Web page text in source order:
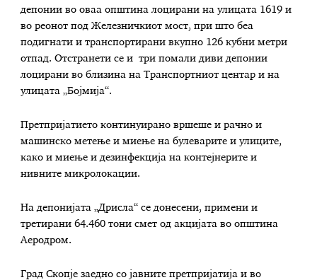
депонии во оваа општина лоцирани на улицата 1619 и
во реонот под Железничкиот мост, при што беа
подигнати и транспортирани вкупно 126 кубни метри
отпад. Отстранети се и три помали диви депонии
лоцирани во близина на Транспортниот центар и на
улицата „Бојмија“.
Претпријатието континуирано вршеше и рачно и
машинско метење и миење на булеварите и улиците,
како и миење и дезинфекција на контејнерите и
нивните микролокации.
На депонијата „Дрисла“ се донесени, примени и
третирани 64.460 тони смет од акцијата во општина
Аеродром.
Град Скопје заедно со јавните претпријатија и во